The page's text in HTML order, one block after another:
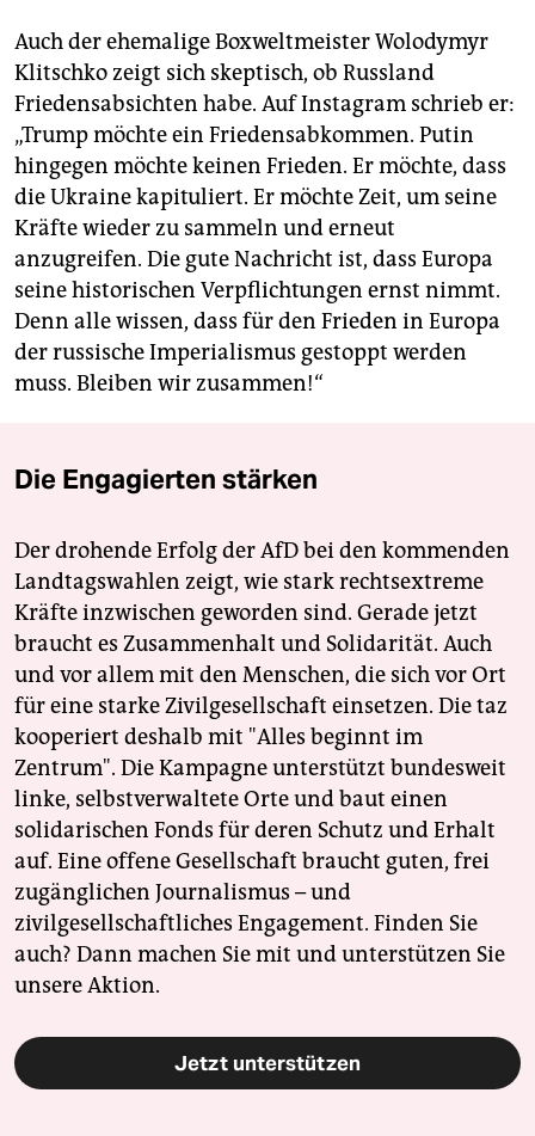
Auch der ehemalige Boxweltmeister Wolodymyr
Klitschko zeigt sich skeptisch, ob Russland
Friedensabsichten habe. Auf Instagram schrieb er:
„Trump möchte ein Friedensabkommen. Putin
hingegen möchte keinen Frieden. Er möchte, dass
die Ukraine kapituliert. Er möchte Zeit, um seine
Kräfte wieder zu sammeln und erneut
anzugreifen. Die gute Nachricht ist, dass Europa
seine historischen Verpflichtungen ernst nimmt.
Denn alle wissen, dass für den Frieden in Europa
der russische Imperialismus gestoppt werden
muss. Bleiben wir zusammen!“
Die Engagierten stärken
Der drohende Erfolg der AfD bei den kommenden
Landtagswahlen zeigt, wie stark rechtsextreme
Kräfte inzwischen geworden sind. Gerade jetzt
braucht es Zusammenhalt und Solidarität. Auch
und vor allem mit den Menschen, die sich vor Ort
für eine starke Zivilgesellschaft einsetzen. Die taz
kooperiert deshalb mit "Alles beginnt im
Zentrum". Die Kampagne unterstützt bundesweit
linke, selbstverwaltete Orte und baut einen
solidarischen Fonds für deren Schutz und Erhalt
auf. Eine offene Gesellschaft braucht guten, frei
zugänglichen Journalismus – und
zivilgesellschaftliches Engagement. Finden Sie
auch? Dann machen Sie mit und unterstützen Sie
unsere Aktion.
Jetzt unterstützen